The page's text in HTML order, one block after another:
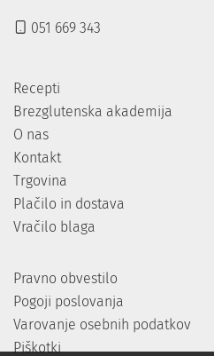
051 669 343
Recepti
Brezglutenska akademija
O nas
Kontakt
Trgovina
Plačilo in dostava
Vračilo blaga
Pravno obvestilo
Pogoji poslovanja
Varovanje osebnih podatkov
Piškotki